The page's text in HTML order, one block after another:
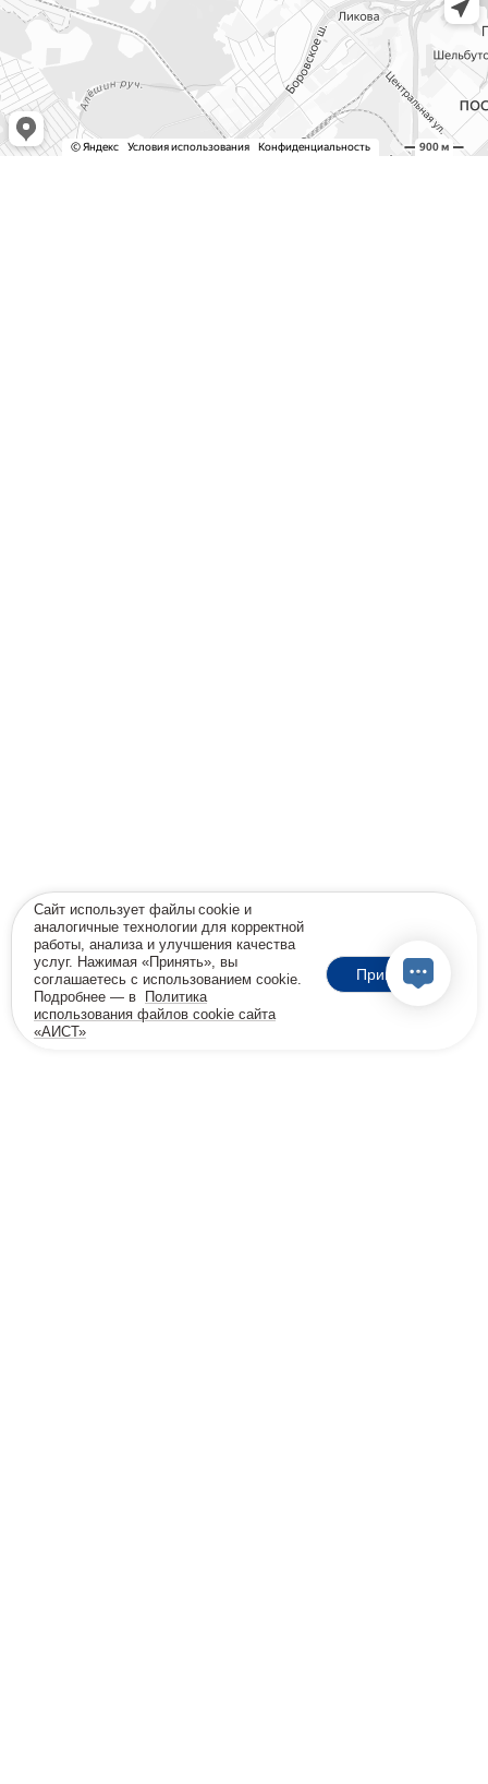
Сайт использует файлы cookie и
аналогичные технологии для корректной
работы, анализа и улучшения качества
услуг. Нажимая «Принять», вы
соглашаетесь с использованием cookie.
Подробнее — в
Политика
использования файлов cookie сайта
«АИСТ»
Принять